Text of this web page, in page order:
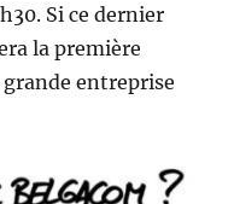
Si ce dernier
la première
entreprise